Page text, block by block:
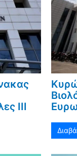
ΙΙΙ